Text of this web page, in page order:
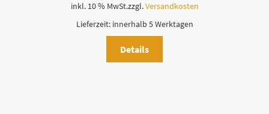
inkl. 10 % MwSt.zzgl.Versandkosten
Lieferzeit: innerhalb 5 Werktagen
Details